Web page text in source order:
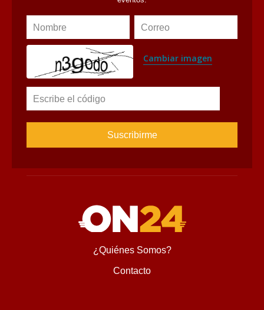
Nombre Correo
Cambiar imagen
Escribe el código
¿Quiénes Somos?
Contacto